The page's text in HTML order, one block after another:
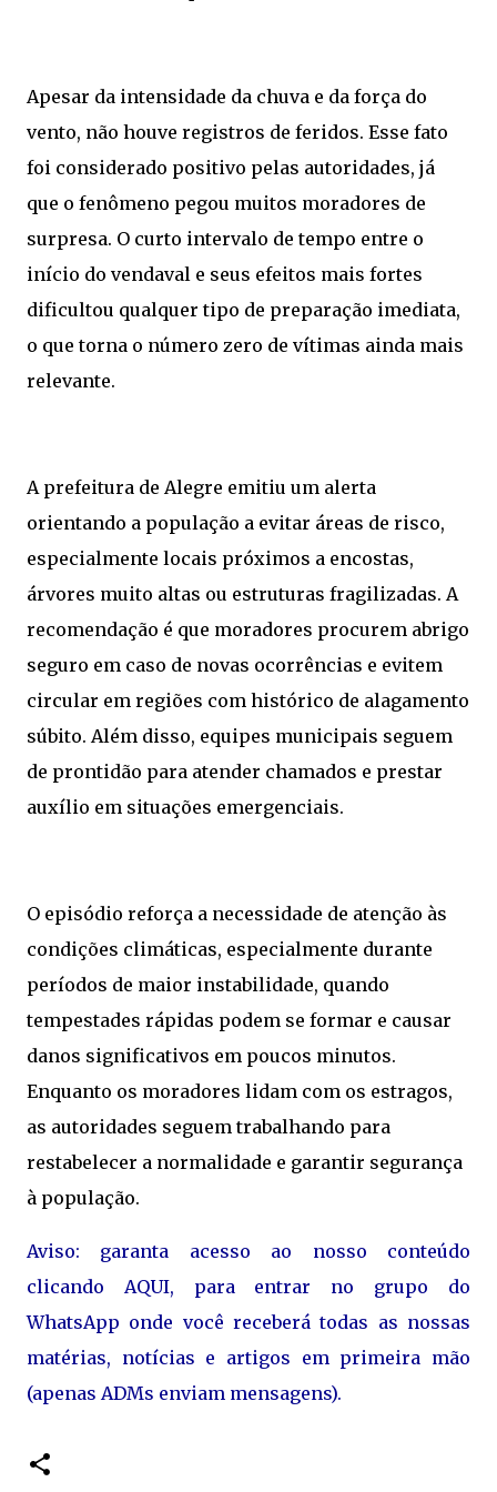
Apesar da intensidade da chuva e da força do
vento, não houve registros de feridos. Esse fato
foi considerado positivo pelas autoridades, já
que o fenômeno pegou muitos moradores de
surpresa. O curto intervalo de tempo entre o
início do vendaval e seus efeitos mais fortes
dificultou qualquer tipo de preparação imediata,
o que torna o número zero de vítimas ainda mais
relevante.
A prefeitura de Alegre emitiu um alerta
orientando a população a evitar áreas de risco,
especialmente locais próximos a encostas,
árvores muito altas ou estruturas fragilizadas. A
recomendação é que moradores procurem abrigo
seguro em caso de novas ocorrências e evitem
circular em regiões com histórico de alagamento
súbito. Além disso, equipes municipais seguem
de prontidão para atender chamados e prestar
auxílio em situações emergenciais.
O episódio reforça a necessidade de atenção às
condições climáticas, especialmente durante
períodos de maior instabilidade, quando
tempestades rápidas podem se formar e causar
danos significativos em poucos minutos.
Enquanto os moradores lidam com os estragos,
as autoridades seguem trabalhando para
restabelecer a normalidade e garantir segurança
à população.
Aviso: garanta acesso ao nosso conteúdo
clicando AQUI, para entrar no grupo do
WhatsApp onde você receberá todas as nossas
matérias, notícias e artigos em primeira mão
(apenas ADMs enviam mensagens).